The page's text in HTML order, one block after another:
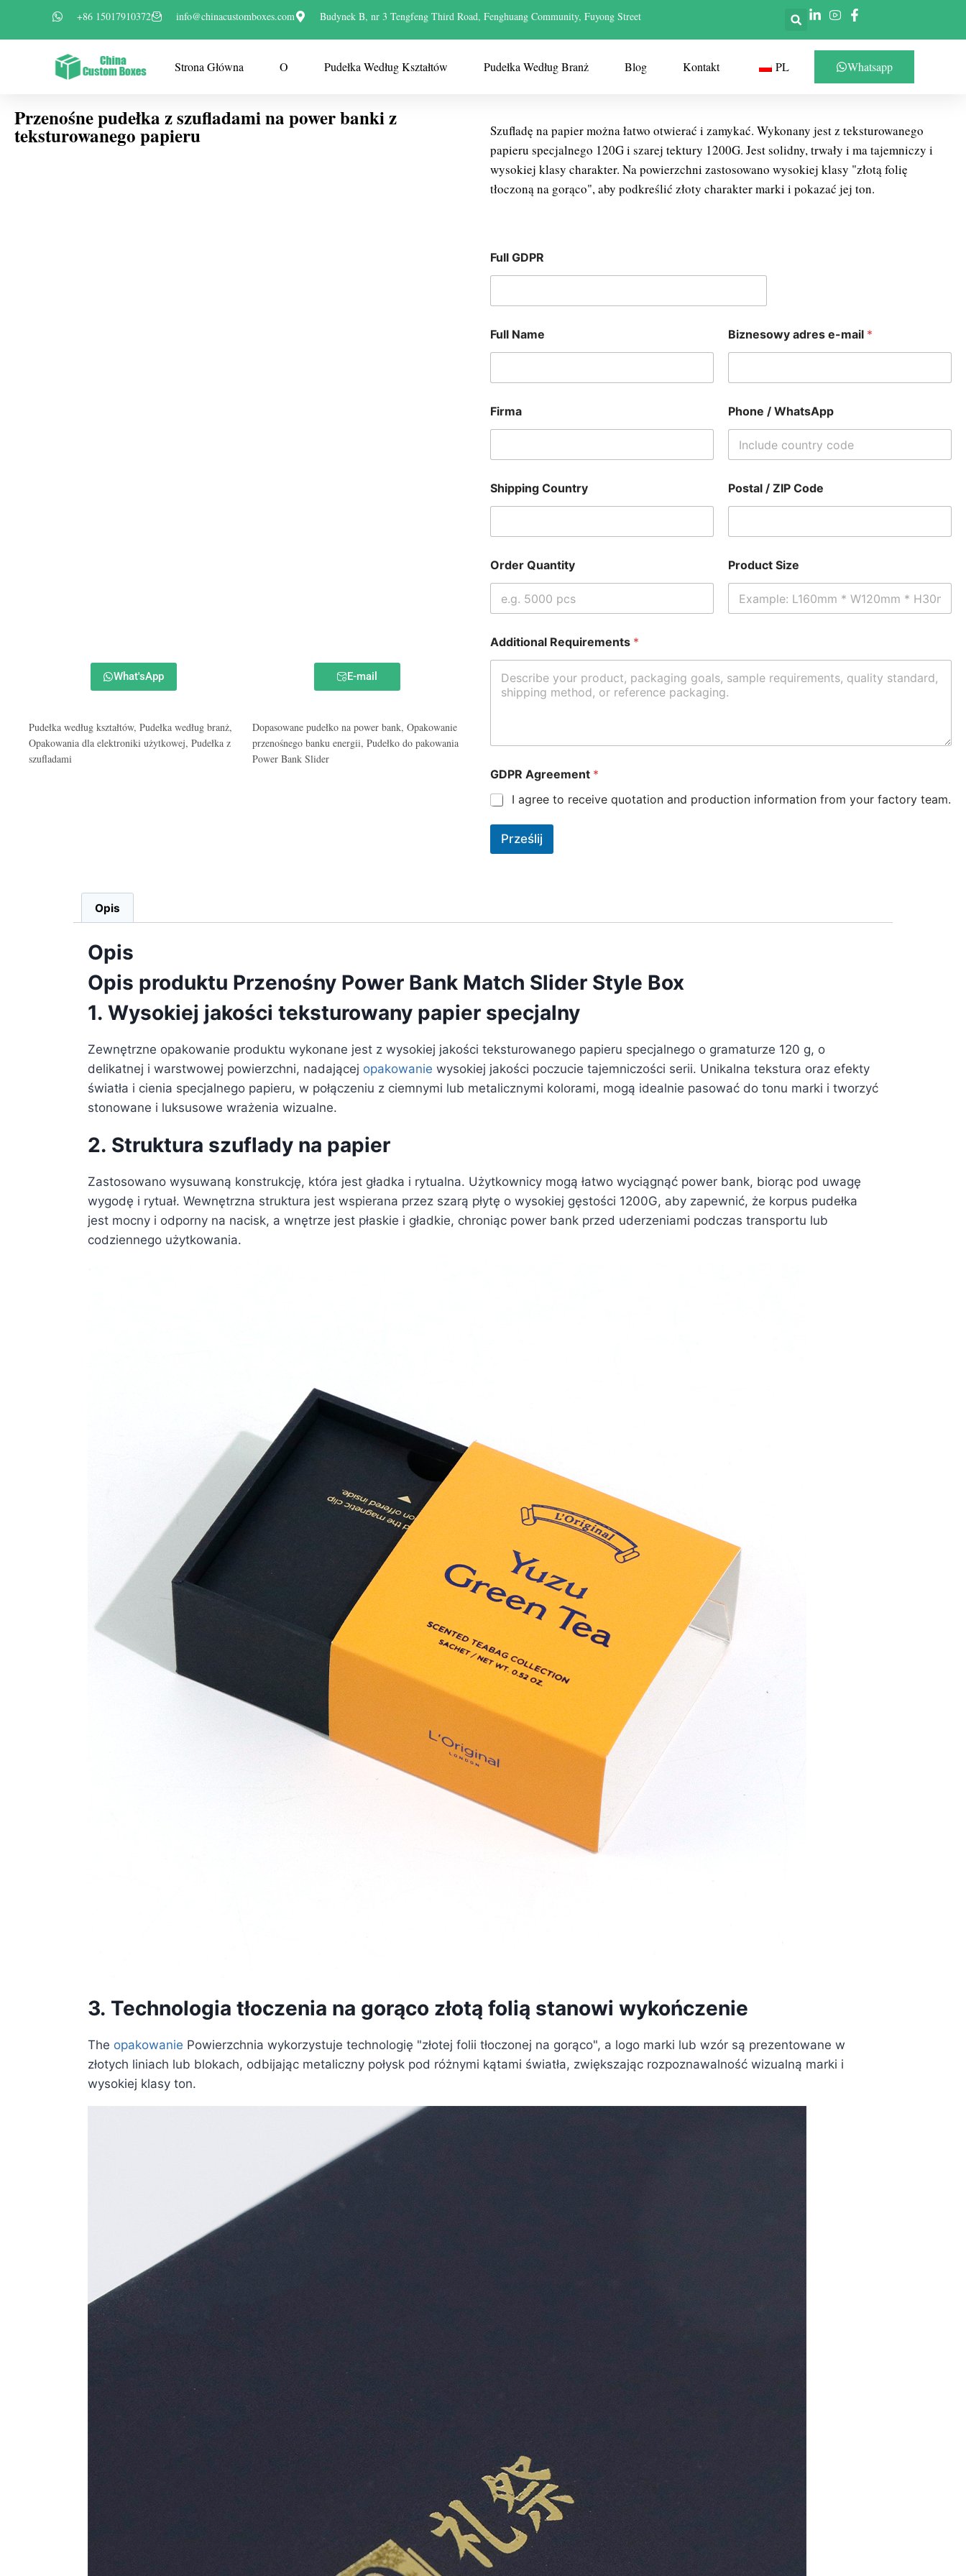
+86 15017910372 info@chinacustomboxes.com Budynek B, nr 3 Tengfeng Third Road, Fenghuang Community, Fuyong Street
Strona Główna O Pudełka Według Kształtów Pudełka Według Branż Blog Kontakt PL Whatsapp
Przenośne pudełka z szufladami na power banki z
teksturowanego papieru
What'sApp E-mail
Pudełka według kształtów, Pudełka według branż,
Opakowania dla elektroniki użytkowej, Pudełka z
szufladami
Dopasowane pudełko na power bank, Opakowanie
przenośnego banku energii, Pudełko do pakowania
Power Bank Slider
Szufladę na papier można łatwo otwierać i zamykać. Wykonany jest z teksturowanego
papieru specjalnego 120G i szarej tektury 1200G. Jest solidny, trwały i ma tajemniczy i
wysokiej klasy charakter. Na powierzchni zastosowano wysokiej klasy "złotą folię
tłoczoną na gorąco", aby podkreślić złoty charakter marki i pokazać jej ton.
Full GDPR
Full Name Biznesowy adres e-mail *
Firma Phone / WhatsApp
Shipping Country Postal / ZIP Code
Order Quantity Product Size
Additional Requirements *
GDPR Agreement *
I agree to receive quotation and production information from your factory team.
Prześlij
Opis
Opis
Opis produktu Przenośny Power Bank Match Slider Style Box
1. Wysokiej jakości teksturowany papier specjalny
Zewnętrzne opakowanie produktu wykonane jest z wysokiej jakości teksturowanego papieru specjalnego o gramaturze 120 g, o
delikatnej i warstwowej powierzchni, nadającej opakowanie wysokiej jakości poczucie tajemniczości serii. Unikalna tekstura oraz efekty
światła i cienia specjalnego papieru, w połączeniu z ciemnymi lub metalicznymi kolorami, mogą idealnie pasować do tonu marki i tworzyć
stonowane i luksusowe wrażenia wizualne.
2. Struktura szuflady na papier
Zastosowano wysuwaną konstrukcję, która jest gładka i rytualna. Użytkownicy mogą łatwo wyciągnąć power bank, biorąc pod uwagę
wygodę i rytuał. Wewnętrzna struktura jest wspierana przez szarą płytę o wysokiej gęstości 1200G, aby zapewnić, że korpus pudełka
jest mocny i odporny na nacisk, a wnętrze jest płaskie i gładkie, chroniąc power bank przed uderzeniami podczas transportu lub
codziennego użytkowania.
3. Technologia tłoczenia na gorąco złotą folią stanowi wykończenie
The opakowanie Powierzchnia wykorzystuje technologię "złotej folii tłoczonej na gorąco", a logo marki lub wzór są prezentowane w
złotych liniach lub blokach, odbijając metaliczny połysk pod różnymi kątami światła, zwiększając rozpoznawalność wizualną marki i
wysokiej klasy ton.